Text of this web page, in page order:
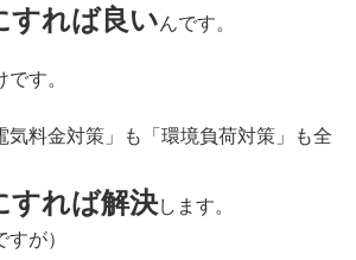
すれば良いんです。
す。
気料金対策」も「環境負荷対策」も全
すれば解決します。
すが）